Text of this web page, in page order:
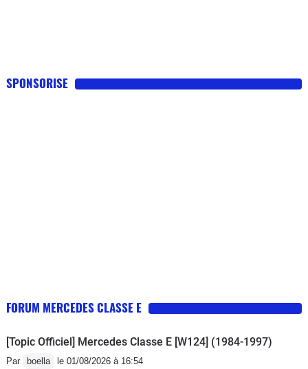
SPONSORISE
FORUM MERCEDES CLASSE E
[Topic Officiel] Mercedes Classe E [W124] (1984-1997)
Par boella le 01/08/2026 à 16:54